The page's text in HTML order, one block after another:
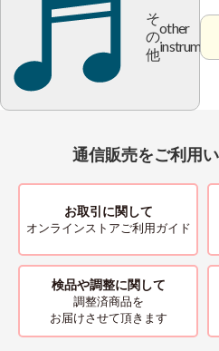
そ
の
他
other
instrument
通信販売をご利用
お取引に関して
オンラインストアご利用ガイド
検品や調整に関して
調整済商品を
お届けさせて頂きます